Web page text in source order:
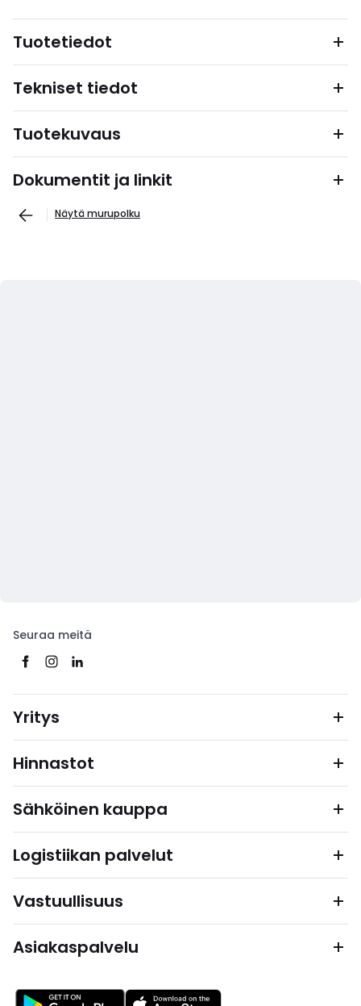
Tuotetiedot
Tekniset tiedot
Tuotekuvaus
Dokumentit ja linkit
Näytä murupolku
Seuraa meitä
Yritys
Hinnastot
Sähköinen kauppa
Logistiikan palvelut
Vastuullisuus
Asiakaspalvelu